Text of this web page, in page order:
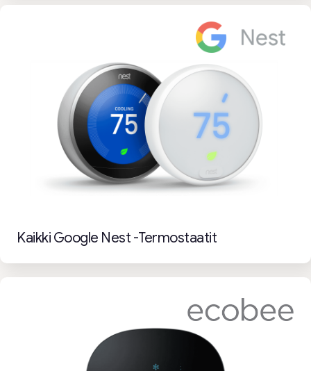
Kaikki Google Nest -termostaatit